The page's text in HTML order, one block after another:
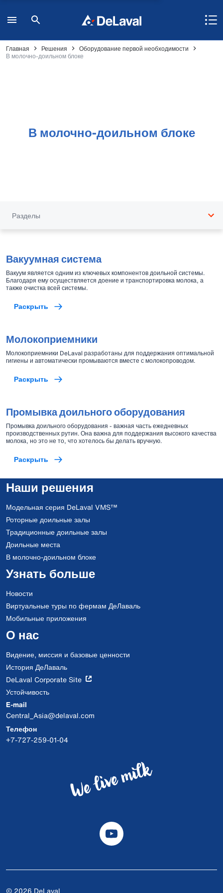
Главная Решения
Оборудование первой необходимости
В молочно-доильном блоке
В молочно-доильном блоке
Разделы
Вакуумная система
Вакуум является одним из ключевых компонентов доильной системы.
Благодаря ему осуществляется доение и транспортировка молока, а
также очистка всей системы.
Раскрыть
Молокоприемники
Молокоприемники DeLaval разработаны для поддержания оптимальной
гигиены и автоматически промываются вместе с молокопроводом.
Раскрыть
Промывка доильного оборудования
Промывка доильного оборудования - важная часть ежедневных
производственных рутин. Она важна для поддержания высокого качества
молока, но это не то, что хотелось бы делать вручную.
Раскрыть
Наши решения
Модельная серия DeLaval VMS™
Роторные доильные залы
Традиционные доильные залы
Доильные места
В молочно-доильном блоке
Узнать больше
Новости
Виртуальные туры по фермам ДеЛаваль
Мобильные приложения
О нас
Видение, миссия и базовые ценности
История ДеЛаваль
DeLaval Corporate Site
Устойчивость
E-mail
Central_Asia@delaval.com
Телефон
+7-727-259-01-04
© 2026 DeLaval